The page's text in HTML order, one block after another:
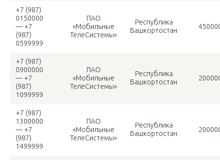
+7 (987)
0150000
— +7
(987)
0599999
ПАО
«Мобильные
ТелеСистемы»
Республика
Башкортостан
+7 (987)
0900000
— +7
(987)
1099999
ПАО
«Мобильные
ТелеСистемы»
Республика
Башкортостан
+7 (987)
1300000
— +7
(987)
1499999
ПАО
«Мобильные
ТелеСистемы»
Республика
Башкортостан